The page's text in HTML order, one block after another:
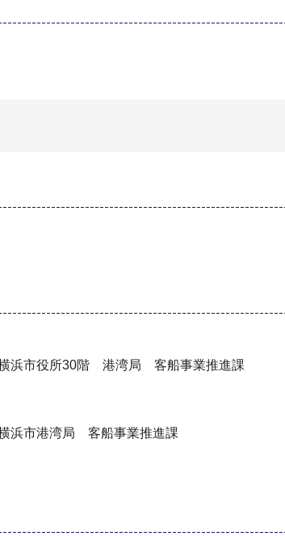
所30階 港湾局 客船事業推進課
湾局 客船事業推進課